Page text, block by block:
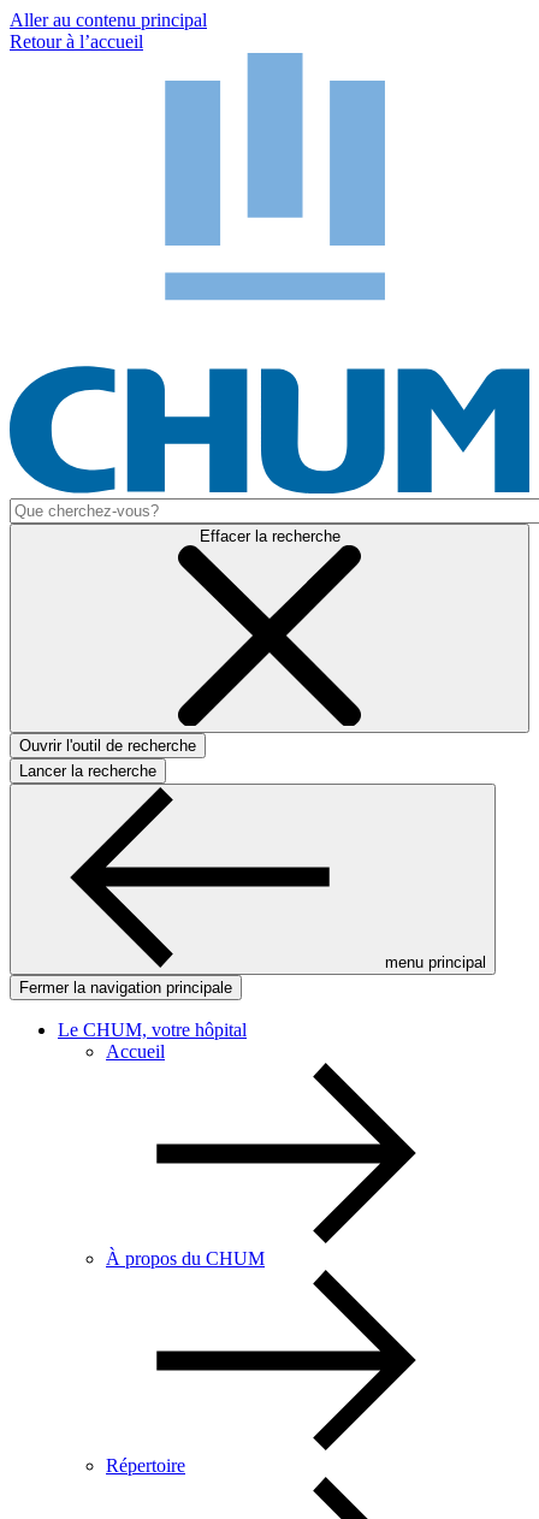
Aller au contenu principal
Retour à l’accueil
Effacer la recherche
Ouvrir l'outil de recherche
Lancer la recherche
menu principal
Fermer la navigation principale
Le CHUM, votre hôpital
Accueil
À propos du CHUM
Répertoire